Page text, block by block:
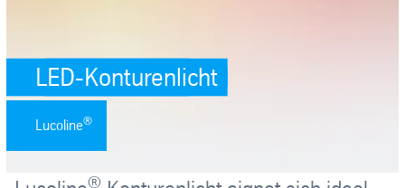
LED-Konturenlicht
Lucoline®
®